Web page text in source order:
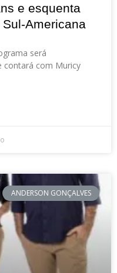
e esquenta
Americana
será
contará com Muricy
ANDERSON GONÇALVES